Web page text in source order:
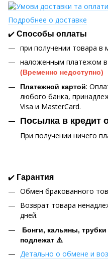
Подробнее о доставке
✔️ Способы оплаты
при получении товара в
наложенным платежом
(Временно недоступно)
Платежной картой:
любого банка,
Visa и MasterCard.
Посылка в кредит
При получении ничего
✔️ Гарантия
Обмен бракованного
Возврат товара
дней.
Бонги, кальяны,
подлежат ⚠️
Детально о обмене и